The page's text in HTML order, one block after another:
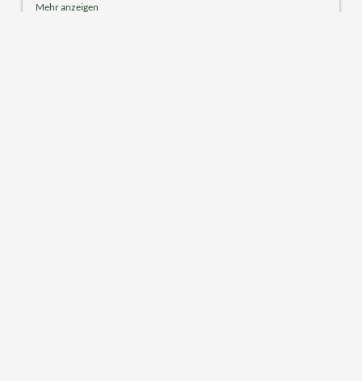
sowie Erwachsene jeden Alters von einer 50%igen
Mehr anzeigen